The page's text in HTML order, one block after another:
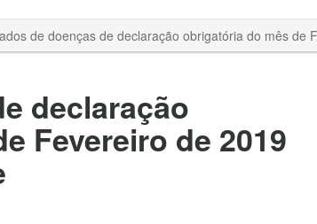
de doenças de declaração obrigatória do mês de
declaração
Fevereiro de 2019